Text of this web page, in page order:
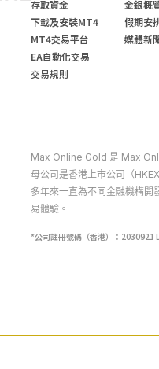
存取資金
下載及安裝MT4
MT4交易平台
EA自動化交易
交易規則
金銀概
假期安
媒體新
Max Online Gold 是 Max
母公司是香港上市公司（
多年來一直為不同金融機構開
易體驗。
*公司註冊號碼（香港）：